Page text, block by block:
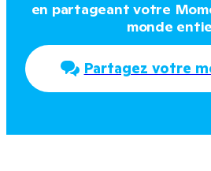
en partageant votre
monde
Partagez votre